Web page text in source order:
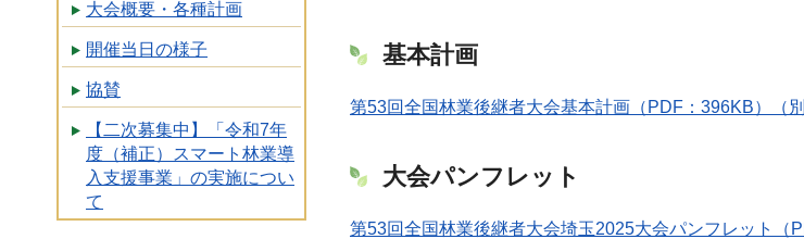
大会概要・各種計画
開催当日の様子
協賛
【二次募集中】「令和7年
度（補正）スマート林業導
入支援事業」の実施につい
て
基本計画
第53回全国林業後継者大会基本計画（PDF：396KB）（
大会パンフレット
第53回全国林業後継者大会埼玉2025大会パンフレット（